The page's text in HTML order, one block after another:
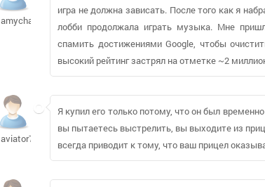
amychan3
игра не должна зависать. После того как я
лобби продолжала играть музыка. Мне
спамить достижениями Google, чтобы
высокий рейтинг застрял на отметке ~2
aviator716
Я купил его только потому, что он был
вы пытаетесь выстрелить, вы выходите из
всегда приводит к тому, что ваш прицел